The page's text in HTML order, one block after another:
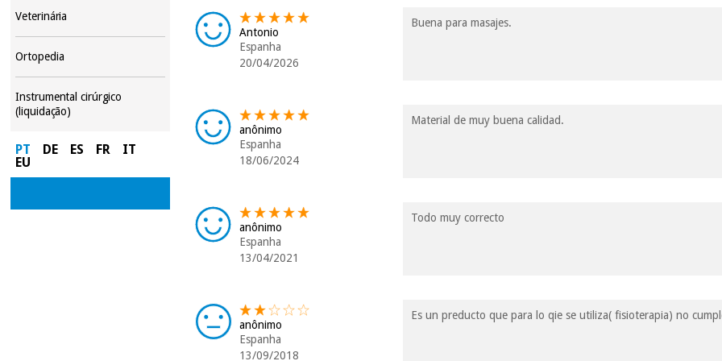
Veterinária
Ortopedia
Instrumental cirúrgico
(liquidação)
PT DE ES FR
IT
EU
Antonio
Espanha
20/04/2026
Buena para masajes.
anônimo
Espanha
18/06/2024
Material de muy buena calidad.
anônimo
Espanha
13/04/2021
Todo muy correcto
anônimo
Espanha
13/09/2018
Es un preducto que para lo qie se utiliza( fisioterapia) no